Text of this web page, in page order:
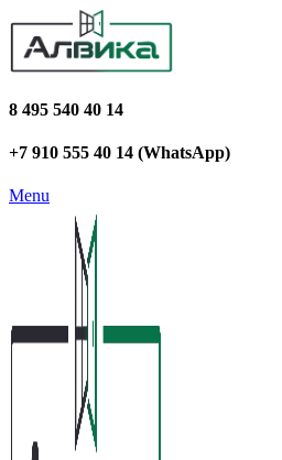
8 495 540 40 14
+7 910 555 40 14 (WhatsApp)
Menu